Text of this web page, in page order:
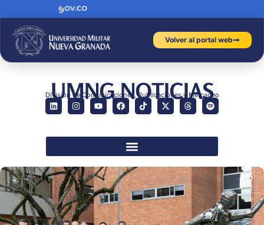
Volver al portal web
UMNG NOTICIAS
División de Comunicaciones, Publicaciones y Mercadeo